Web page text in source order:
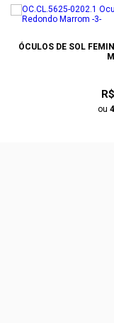
ÓCULOS DE SOL
ou